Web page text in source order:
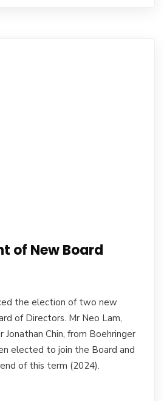
of New Board
the election of two new
of Directors. Mr Neo Lam,
Jonathan Chin, from Boehringer
elected to join the Board and
of this term (2024).